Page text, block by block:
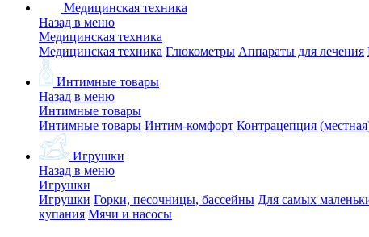
Медицинская техника
Назад в меню
Медицинская техника
Медицинская техника Глюкометры Аппараты для лечения
Интимные товары
Назад в меню
Интимные товары
Интимные товары Интим-комфорт Контрацепция
Игрушки
Назад в меню
Игрушки
Игрушки Горки, песочницы, бассейны Для самых
купания Мячи и насосы